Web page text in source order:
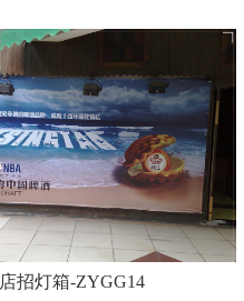
店招灯箱-ZYGG14